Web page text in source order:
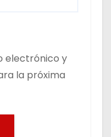
electrónico y
la próxima